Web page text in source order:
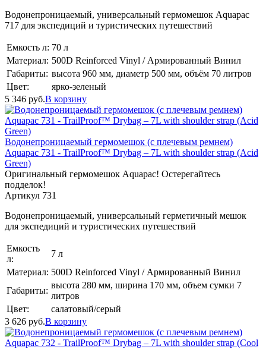
Водонепроницаемый, универсальный гермомешок Aquapac
717 для экспедиций и туристических путешествий
Емкость л: 70 л
Материал: 500D Reinforced Vinyl / Армированный Винил
Габариты: высота 960 мм, диаметр 500 мм, объём 70 литров
Цвет:
ярко-зеленый
5 346 руб.В корзину
Водонепроницаемый гермомешок (с плечевым ремнем)
Aquapac 731 - TrailProof™ Drybag – 7L with shoulder strap (Acid
Green)
Оригинальный гермомешок Aquapac! Остерегайтесь
подделок!
Артикул 731
Водонепроницаемый, универсальный герметичный мешок
для экспедиций и туристических путешествий
Емкость
л:
7 л
Материал: 500D Reinforced Vinyl / Армированный Винил
Габариты:
высота 280 мм, ширина 170 мм, объем сумки 7
литров
Цвет:
салатовый/серый
3 626 руб.В корзину